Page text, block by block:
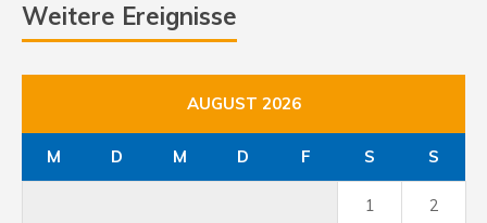
Weitere Ereignisse
AUGUST 2026
M D M D F S S
1 2